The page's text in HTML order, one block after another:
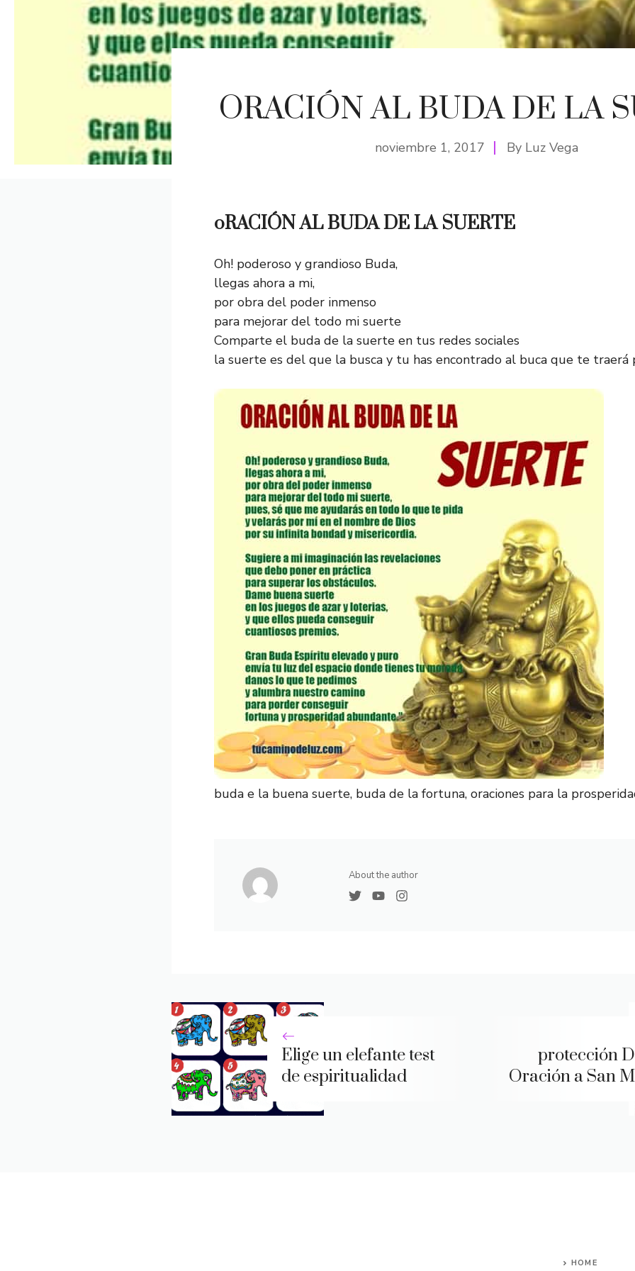
ORACIÓN AL BUDA DE LA
noviembre 1, 2017 By Luz Vega
oRACIÓN AL BUDA DE LA SUERTE
Oh! poderoso y grandioso Buda,
llegas ahora a mi,
por obra del poder inmenso
para mejorar del todo mi suerte
Comparte el buda de la suerte en tus redes sociales
la suerte es del que la busca y tu has encontrado al buca que te traerá
buda e la buena suerte, buda de la fortuna, oraciones para la
About the author
Elige un elefante test
de espiritualidad
protección
Oración a San
HOME